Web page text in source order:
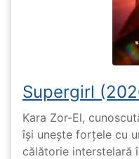
Supergirl
Kara Zor-El,
își unește forțele cu
călătorie interstelară